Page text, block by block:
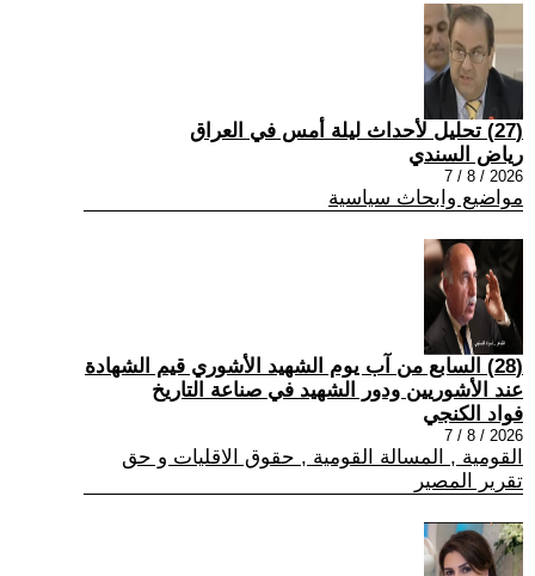
(27) تحليل لأحداث ليلة أمس في العراق
رياض السندي
2026 / 8 / 7
مواضيع وابحاث سياسية
(28) السابع من آب يوم الشهيد الأشوري قيم الشهادة
عند الأشوريين ودور الشهيد في صناعة التاريخ
فواد الكنجي
2026 / 8 / 7
القومية , المسالة القومية , حقوق الاقليات و حق
تقرير المصير